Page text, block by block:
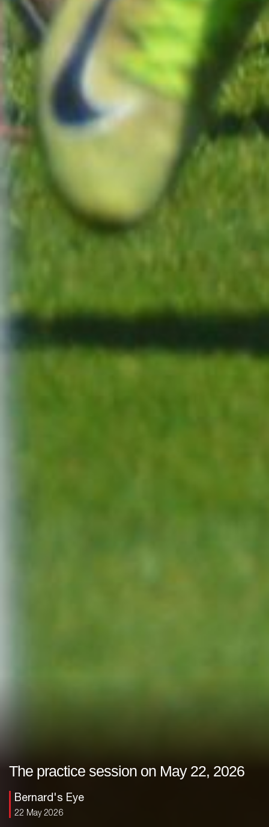
The practice session on May 22, 2026
Bernard's Eye
22 May 2026